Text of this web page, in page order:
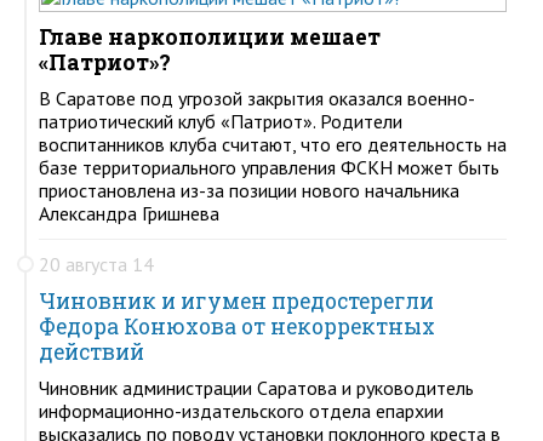
Главе наркополиции мешает
«Патриот»?
В Саратове под угрозой закрытия оказался военно-
патриотический клуб «Патриот». Родители
воспитанников клуба считают, что его деятельность на
базе территориального управления ФСКН может быть
приостановлена из-за позиции нового начальника
Александра Гришнева
20 августа 14
Чиновник и игумен предостерегли
Федора Конюхова от некорректных
действий
Чиновник администрации Саратова и руководитель
информационно-издательского отдела епархии
высказались по поводу установки поклонного креста в